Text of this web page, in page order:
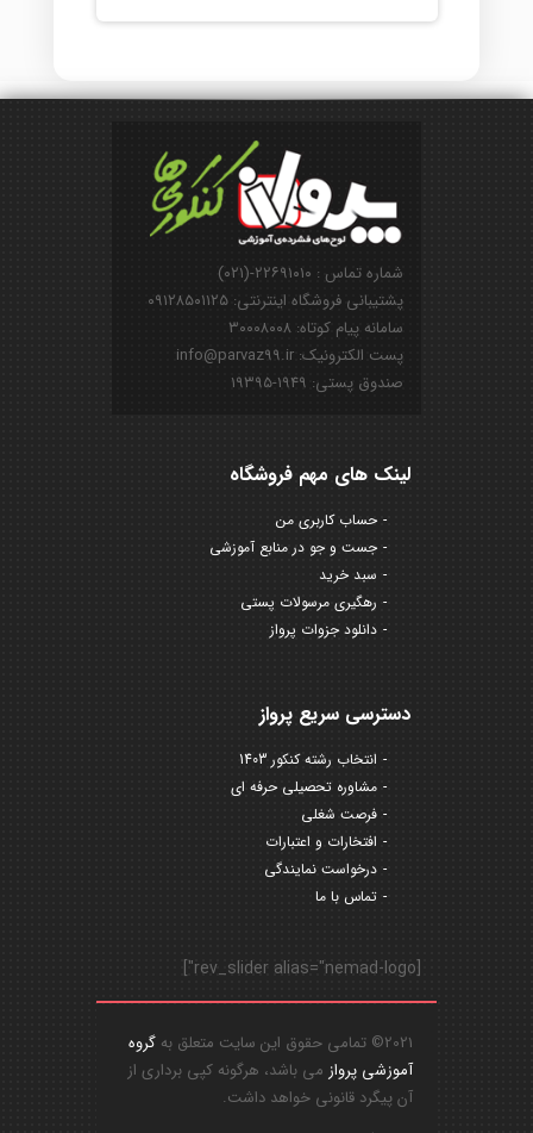
شماره تماس : ۲۲۶۹۱۰۱۰-(۰۲۱)
پشتیبانی فروشگاه اینترنتی: ۰۹۱۲۸۵۰۱۱۲۵
سامانه پیام کوتاه: ۳۰۰۰۸۰۰۸
پست الکترونیک: info@parvaz99.ir
صندوق پستی: ۱۹۴۹-۱۹۳۹۵
لینک های مهم فروشگاه
حساب کاربری من
جست و جو در منابع آموزشی
سبد خرید
رهگیری مرسولات پستی
دانلود جزوات پرواز
دسترسی سریع پرواز
انتخاب رشته کنکور 1403
مشاوره تحصیلی حرفه ای
فرصت شغلی
افتخارات و اعتبارات
درخواست نمایندگی
تماس با ما
[rev_slider alias="nemad-logo"]
2021© تمامی حقوق این سایت متعلق به
گروه
آموزشی پرواز می باشد، هرگونه کپی برداری از
آن پیگرد قانونی خواهد داشت.